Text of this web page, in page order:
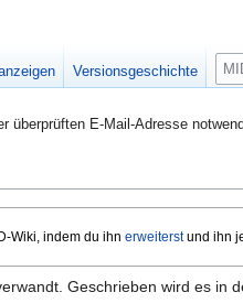
überprüften E-Mail-Adresse
Wiki, indem du ihn erweiterstund ihn
Geschrieben wird es in
Versionsgeschichte
S
u
h